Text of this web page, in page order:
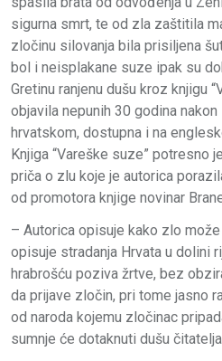
sigurna smrt, te od zla zaštitila
zločinu silovanja bila prisiljena
bol i neisplakane suze ipak su
Gretinu ranjenu dušu kroz knjigu
objavila nepunih 30 godina
hrvatskom, dostupna i na
Knjiga “Vareške suze” potresno
priča o zlu koje je autorica
od promotora knjige novinar
– Autorica opisuje kako zlo
opisuje stradanja Hrvata u dolini
hrabrošću poziva žrtve, bez
da prijave zločin, pri tome jasno
od naroda kojemu zločinac
sumnje će dotaknuti dušu